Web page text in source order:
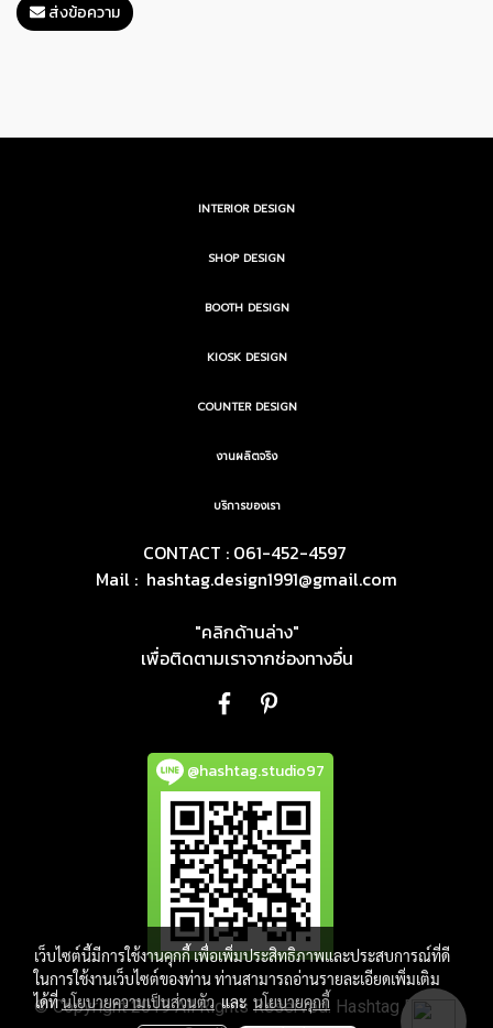
ส่งข้อความ
INTERIOR DESIGN
SHOP DESIGN
BOOTH DESIGN
KIOSK DESIGN
COUNTER DESIGN
งานผลิตจริง
บริการของเรา
CONTACT : 061-452-4597
Mail : hashtag.design1991@gmail.com
"คลิกด้านล่าง"
เพื่อติดตามเราจากช่องทางอื่น
@hashtag.studio97
© Copyright 2019 All Rights Reserved. Hashtag Design
เว็บไซต์นี้มีการใช้งานคุกกี้ เพื่อเพิ่มประสิทธิภาพและประสบการณ์ที่ดี
ในการใช้งานเว็บไซต์ของท่าน ท่านสามารถอ่านรายละเอียดเพิ่มเติม
ได้ที่นโยบายความเป็นส่วนตัวและ นโยบายคุกกี้